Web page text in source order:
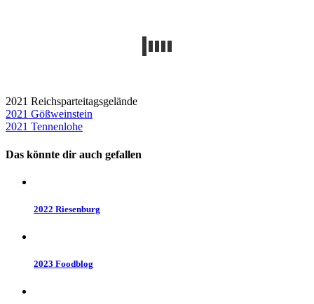
2021 Reichsparteitagsgelände
Beitragsnavigation
2021 Gößweinstein
2021 Tennenlohe
Das könnte dir auch gefallen
2022 Riesenburg
2023 Foodblog